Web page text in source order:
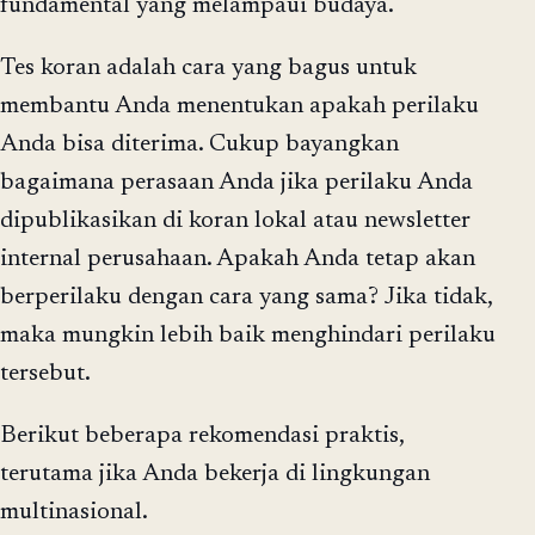
fundamental yang melampaui budaya.
Tes koran adalah cara yang bagus untuk
membantu Anda menentukan apakah perilaku
Anda bisa diterima. Cukup bayangkan
bagaimana perasaan Anda jika perilaku Anda
dipublikasikan di koran lokal atau newsletter
internal perusahaan. Apakah Anda tetap akan
berperilaku dengan cara yang sama? Jika tidak,
maka mungkin lebih baik menghindari perilaku
tersebut.
Berikut beberapa rekomendasi praktis,
terutama jika Anda bekerja di lingkungan
multinasional.